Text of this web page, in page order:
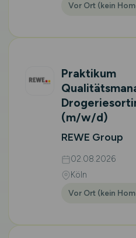
Vor Ort (kein
Praktikum
(m/w/d)
REWE Group
02.08.2026
Köln
Vor Ort (kein